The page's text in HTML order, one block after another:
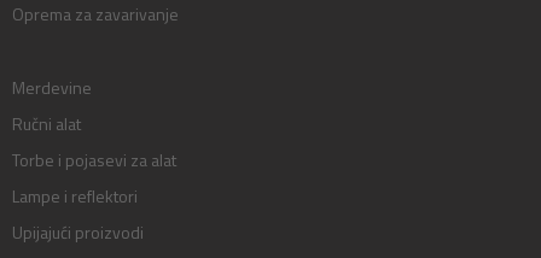
Oprema za zavarivanje
Merdevine
Ručni alat
Torbe i pojasevi za alat
Lampe i reflektori
Upijajući proizvodi